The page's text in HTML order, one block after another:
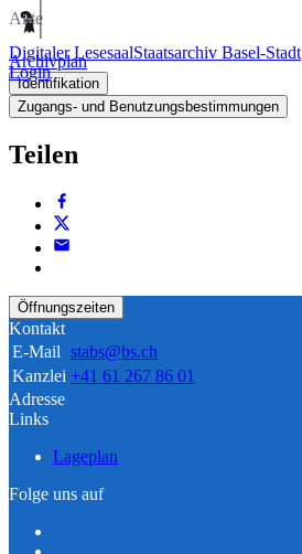
Digitaler LesesaalStaatsarchiv Basel-Stadt
Login
Akte
Archivplan
Identifikation
Zugangs- und Benutzungsbestimmungen
Teilen
Öffnungszeiten
Kontakt
E-Mail stabs@bs.ch
Kanzlei +41 61 267 86 01
Adresse
Links
Lageplan
Folge uns auf